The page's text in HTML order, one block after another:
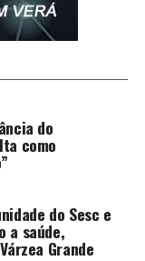
do
como
do Sesc e
a saúde,
Grande